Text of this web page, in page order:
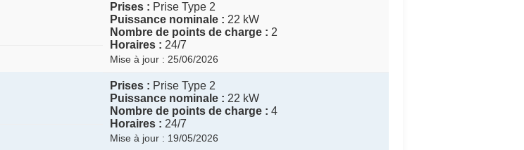
Prises : Prise Type 2
Puissance nominale : 22 kW
Nombre de points de charge : 2
Horaires : 24/7
Mise à jour : 25/06/2026
Prises : Prise Type 2
Puissance nominale : 22 kW
Nombre de points de charge : 4
Horaires : 24/7
Mise à jour : 19/05/2026